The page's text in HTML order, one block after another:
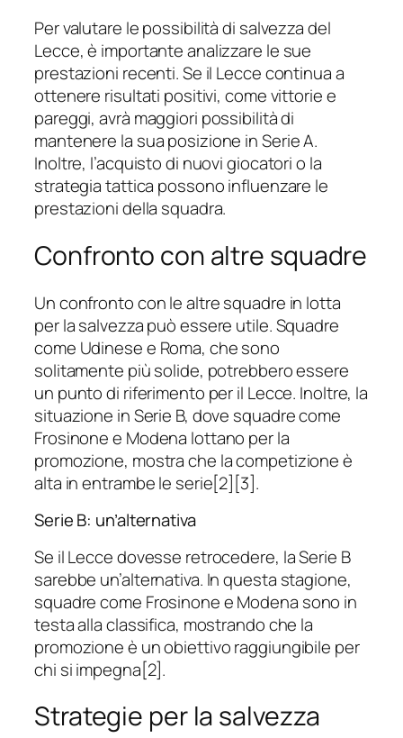
Per valutare le possibilità di salvezza del
Lecce, è importante analizzare le sue
prestazioni recenti. Se il Lecce continua a
ottenere risultati positivi, come vittorie e
pareggi, avrà maggiori possibilità di
mantenere la sua posizione in Serie A.
Inoltre, l’acquisto di nuovi giocatori o la
strategia tattica possono influenzare le
prestazioni della squadra.
Confronto con altre squadre
Un confronto con le altre squadre in lotta
per la salvezza può essere utile. Squadre
come Udinese e Roma, che sono
solitamente più solide, potrebbero essere
un punto di riferimento per il Lecce. Inoltre, la
situazione in Serie B, dove squadre come
Frosinone e Modena lottano per la
promozione, mostra che la competizione è
alta in entrambe le serie[2][3].
Serie B: un’alternativa
Se il Lecce dovesse retrocedere, la Serie B
sarebbe un’alternativa. In questa stagione,
squadre come Frosinone e Modena sono in
testa alla classifica, mostrando che la
promozione è un obiettivo raggiungibile per
chi si impegna[2].
Strategie per la salvezza